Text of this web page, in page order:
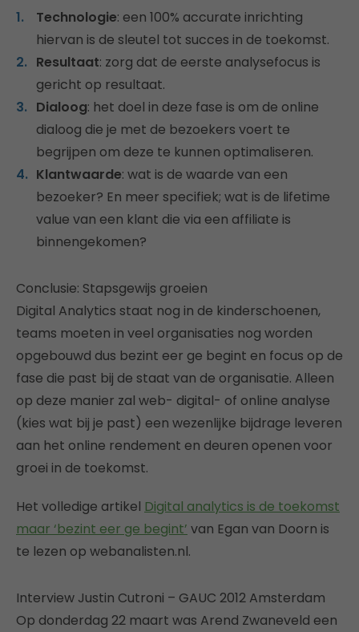
Technologie: een 100% accurate inrichting
hiervan is de sleutel tot succes in de toekomst.
Resultaat: zorg dat de eerste analysefocus is
gericht op resultaat.
Dialoog: het doel in deze fase is om de online
dialoog die je met de bezoekers voert te
begrijpen om deze te kunnen optimaliseren.
Klantwaarde: wat is de waarde van een
bezoeker? En meer specifiek; wat is de lifetime
value van een klant die via een affiliate is
binnengekomen?
Conclusie: Stapsgewijs groeien
Digital Analytics staat nog in de kinderschoenen,
teams moeten in veel organisaties nog worden
opgebouwd dus bezint eer ge begint en focus op de
fase die past bij de staat van de organisatie. Alleen
op deze manier zal web- digital- of online analyse
(kies wat bij je past) een wezenlijke bijdrage leveren
aan het online rendement en deuren openen voor
groei in de toekomst.
Het volledige artikel Digital analytics is de toekomst
maar ‘bezint eer ge begint’ van Egan van Doorn is
te lezen op webanalisten.nl.
Interview Justin Cutroni – GAUC 2012 Amsterdam
Op donderdag 22 maart was Arend Zwaneveld een